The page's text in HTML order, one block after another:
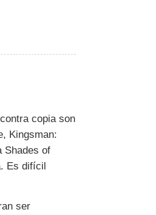
copia son
Kingsman:
Shades of
Es difícil
ser